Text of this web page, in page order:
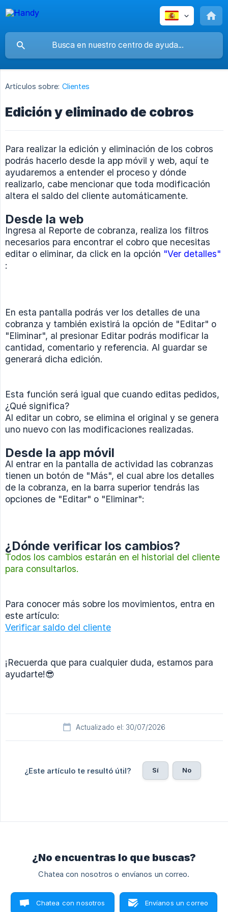
Artículos sobre: Clientes
Edición y eliminado de cobros
Para realizar la edición y eliminación de los cobros
podrás hacerlo desde la app móvil y web, aquí te
ayudaremos a entender el proceso y dónde
realizarlo, cabe mencionar que toda modificación
altera el saldo del cliente automáticamente.
Desde la web
Ingresa al Reporte de cobranza, realiza los filtros
necesarios para encontrar el cobro que necesitas
editar o eliminar, da click en la opción "Ver detalles"
:
En esta pantalla podrás ver los detalles de una
cobranza y también existirá la opción de "Editar" o
"Eliminar", al presionar Editar podrás modificar la
cantidad, comentario y referencia. Al guardar se
generará dicha edición.
Esta función será igual que cuando editas pedidos,
¿Qué significa?
Al editar un cobro, se elimina el original y se genera
uno nuevo con las modificaciones realizadas.
Desde la app móvil
Al entrar en la pantalla de actividad las cobranzas
tienen un botón de "Más", el cual abre los detalles
de la cobranza, en la barra superior tendrás las
opciones de "Editar" o "Eliminar":
¿Dónde verificar los cambios?
Todos los cambios estarán en el historial del cliente
para consultarlos.
Para conocer más sobre los movimientos, entra en
este artículo:
Verificar saldo del cliente
¡Recuerda que para cualquier duda, estamos para
ayudarte!😎
Actualizado el: 30/07/2026
¿Este artículo te resultó útil? Sí No
¿No encuentras lo que buscas?
Chatea con nosotros o envíanos un correo.
Chatea con nosotros Envíanos un correo